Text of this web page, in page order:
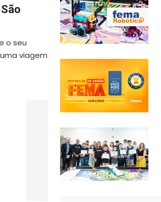
o seu
viagem